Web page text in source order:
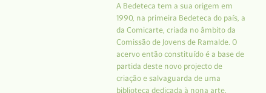
A Bedeteca tem a sua origem em
1990, na primeira Bedeteca do país, a
da Comicarte, criada no âmbito da
Comissão de Jovens de Ramalde. O
acervo então constituído é a base de
partida deste novo projecto de
criação e salvaguarda de uma
biblioteca dedicada à nona arte.